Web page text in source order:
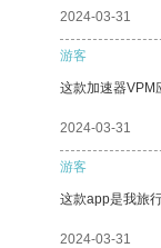
2024-03-31
游客
这款加速器VPM
2024-03-31
游客
这款app是我旅
2024-03-31